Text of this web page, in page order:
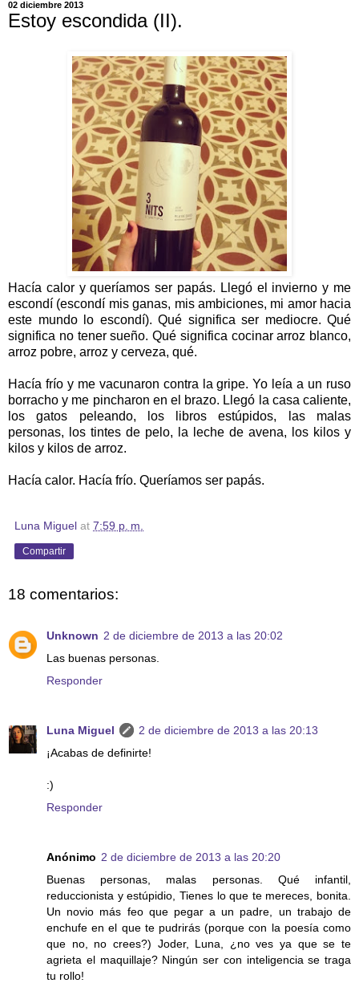
02 diciembre 2013
Estoy escondida (II).
Hacía calor y queríamos ser papás. Llegó el invierno y me
escondí (escondí mis ganas, mis ambiciones, mi amor hacia
este mundo lo escondí). Qué significa ser mediocre. Qué
significa no tener sueño. Qué significa cocinar arroz blanco,
arroz pobre, arroz y cerveza, qué.
Hacía frío y me vacunaron contra la gripe. Yo leía a un ruso
borracho y me pincharon en el brazo. Llegó la casa caliente,
los gatos peleando, los libros estúpidos, las malas
personas, los tintes de pelo, la leche de avena, los kilos y
kilos y kilos de arroz.
Hacía calor. Hacía frío. Queríamos ser papás.
Luna Miguel at 7:59 p. m.
Compartir
18 comentarios:
Unknown 2 de diciembre de 2013 a las 20:02
Las buenas personas.
Responder
Luna Miguel
2 de diciembre de 2013 a las 20:13
¡Acabas de definirte!
:)
Responder
Anónimo 2 de diciembre de 2013 a las 20:20
Buenas personas, malas personas. Qué infantil,
reduccionista y estúpidio, Tienes lo que te mereces, bonita.
Un novio más feo que pegar a un padre, un trabajo de
enchufe en el que te pudrirás (porque con la poesía como
que no, no crees?) Joder, Luna, ¿no ves ya que se te
agrieta el maquillaje? Ningún ser con inteligencia se traga
tu rollo!